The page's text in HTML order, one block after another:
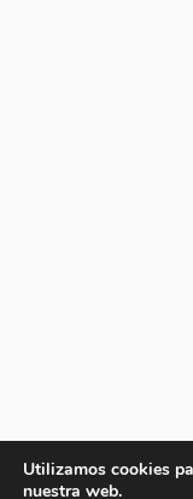
Utilizamos cookies
nuestra web.